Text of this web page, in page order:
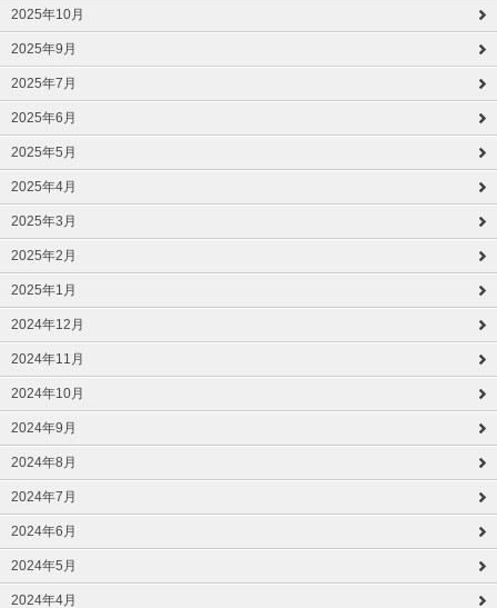
2025年10月
2025年9月
2025年7月
2025年6月
2025年5月
2025年4月
2025年3月
2025年2月
2025年1月
2024年12月
2024年11月
2024年10月
2024年9月
2024年8月
2024年7月
2024年6月
2024年5月
2024年4月